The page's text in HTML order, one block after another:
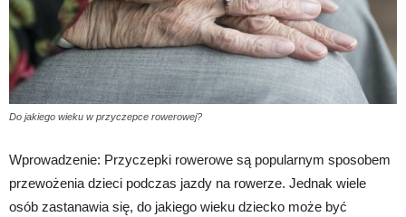
Do jakiego wieku w przyczepce rowerowej?
Wprowadzenie: Przyczepki rowerowe są popularnym sposobem
przewożenia dzieci podczas jazdy na rowerze. Jednak wiele
osób zastanawia się, do jakiego wieku dziecko może być